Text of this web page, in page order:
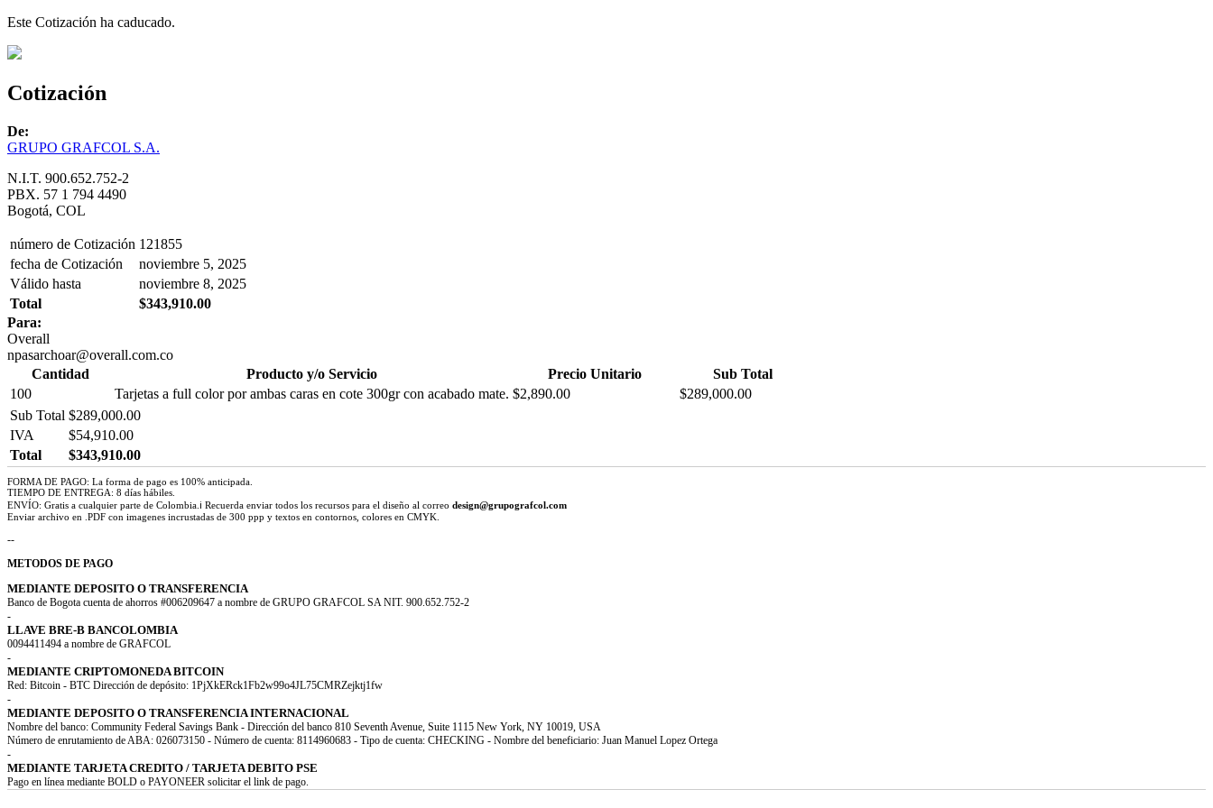
Este Cotización ha caducado.
Cotización
De:
GRUPO GRAFCOL S.A.
N.I.T. 900.652.752-2
PBX. 57 1 794 4490
Bogotá, COL
número de Cotización 121855
fecha de Cotización
noviembre 5, 2025
Válido hasta
noviembre 8, 2025
Total
$343,910.00
Para:
Overall
npasarchoar@overall.com.co
Cantidad
Producto y/o Servicio Precio Unitario
Sub Total
100
Tarjetas a full color por ambas caras en cote 300gr con acabado mate. $2,890.00
$289,000.00
Sub Total $289,000.00
IVA
$54,910.00
Total
$343,910.00
FORMA DE PAGO: La forma de pago es 100% anticipada.
TIEMPO DE ENTREGA: 8 días hábiles.
ENVÍO: Gratis a cualquier parte de Colombia.ℹ Recuerda enviar todos los recursos para el diseño al correo design@grupografcol.com
Enviar archivo en .PDF con imagenes incrustadas de 300 ppp y textos en contornos, colores en CMYK.
--
METODOS DE PAGO
MEDIANTE DEPOSITO O TRANSFERENCIA
Banco de Bogota cuenta de ahorros #006209647 a nombre de GRUPO GRAFCOL SA NIT. 900.652.752-2
-
LLAVE BRE-B BANCOLOMBIA
0094411494 a nombre de GRAFCOL
-
MEDIANTE CRIPTOMONEDA BITCOIN
Red: Bitcoin - BTC Dirección de depósito: 1PjXkERck1Fb2w99o4JL75CMRZejktj1fw
-
MEDIANTE DEPOSITO O TRANSFERENCIA INTERNACIONAL
Nombre del banco: Community Federal Savings Bank - Dirección del banco 810 Seventh Avenue, Suite 1115 New York, NY 10019, USA
Número de enrutamiento de ABA: 026073150 - Número de cuenta: 8114960683 - Tipo de cuenta: CHECKING - Nombre del beneficiario: Juan Manuel Lopez Ortega
-
MEDIANTE TARJETA CREDITO / TARJETA DEBITO PSE
Pago en línea mediante BOLD o PAYONEER solicitar el link de pago.